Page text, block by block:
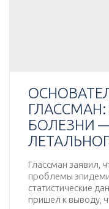
БОЛЕЗНИ
Глассман заявил,
проблемы
статистические
пришел к выводу,